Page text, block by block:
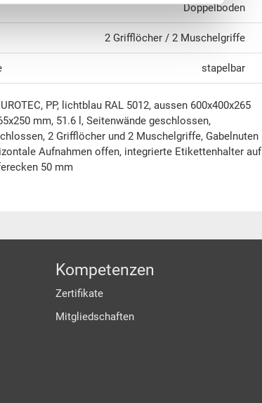
Doppelboden
2 Grifflöcher / 2 Muschelgriffe
stapelbar
PP, lichtblau RAL 5012, aussen 600x400x265
mm, 51.6 l, Seitenwände geschlossen,
2 Grifflöcher und 2 Muschelgriffe, Gabelnuten
Aufnahmen offen, integrierte Etikettenhalter auf
50 mm
Kompetenzen
Zertifikate
Mitgliedschaften